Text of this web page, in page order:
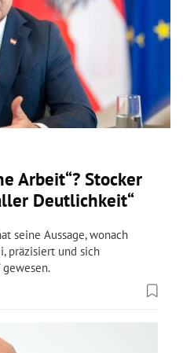
Arbeit“? Stocker
Deutlichkeit“
seine Aussage, wonach
präzisiert und sich
gewesen.